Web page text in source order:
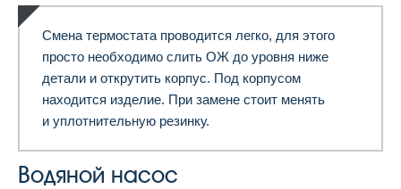
Смена термостата проводится легко, для этого
просто необходимо слить ОЖ до уровня ниже
детали и открутить корпус. Под корпусом
находится изделие. При замене стоит менять
и уплотнительную резинку.
Водяной насос